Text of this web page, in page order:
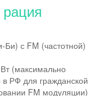
с FM (частотной)
(максимально
РФ для гражданской
FM модуляции)